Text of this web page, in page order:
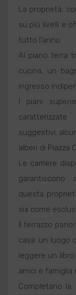
La proprietà,
su più livelli e
tutto l'anno.
Al piano terra
cucina, un
ingresso
I piani
suggestivi:
alberi di Piazza
Le camere
garantiscono
questa
sia come
Il terrazzo
casa: un luogo
leggere un
amici e
Completano